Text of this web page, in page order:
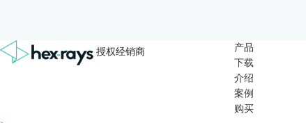
序，
论认
授权经销商
产品
下载
介绍
案例
购买